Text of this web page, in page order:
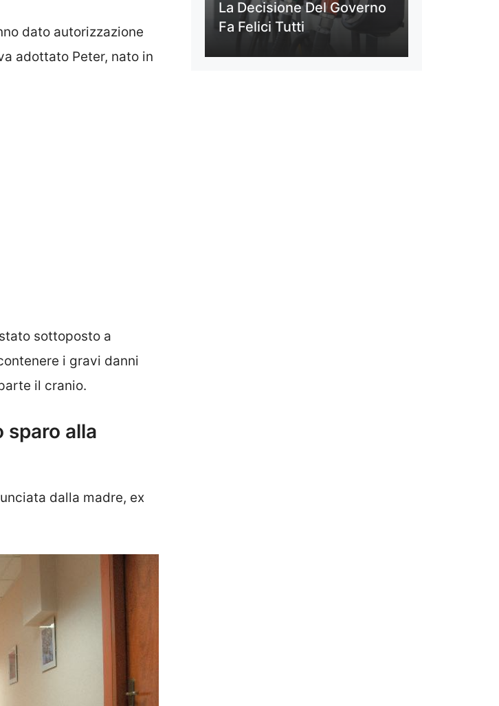
dato autorizzazione
adottato Peter, nato in
sottoposto a
i gravi danni
il cranio.
sparo alla
dalla madre, ex
La Decisione Del Governo
Fa Felici Tutti